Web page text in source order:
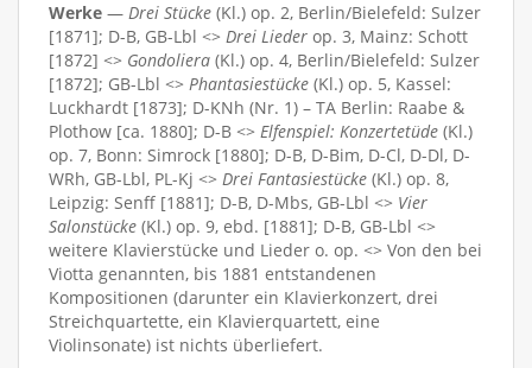
Werke — Drei Stücke (Kl.) op. 2, Berlin/Bielefeld: Sulzer
[1871]; D-B, GB-Lbl <> Drei Lieder op. 3, Mainz: Schott
[1872] <> Gondoliera (Kl.) op. 4, Berlin/Bielefeld: Sulzer
[1872]; GB-Lbl <> Phantasiestücke (Kl.) op. 5, Kassel:
Luckhardt [1873]; D-KNh (Nr. 1) – TA Berlin: Raabe &
Plothow [ca. 1880]; D-B <> Elfenspiel: Konzertetüde (Kl.)
op. 7, Bonn: Simrock [1880]; D-B, D-Bim, D-Cl, D-Dl, D-
WRh, GB-Lbl, PL-Kj <> Drei Fantasiestücke (Kl.) op. 8,
Leipzig: Senff [1881]; D-B, D-Mbs, GB-Lbl <> Vier
Salonstücke (Kl.) op. 9, ebd. [1881]; D-B, GB-Lbl <>
weitere Klavierstücke und Lieder o. op. <> Von den bei
Viotta genannten, bis 1881 entstandenen
Kompositionen (darunter ein Klavierkonzert, drei
Streichquartette, ein Klavierquartett, eine
Violinsonate) ist nichts überliefert.